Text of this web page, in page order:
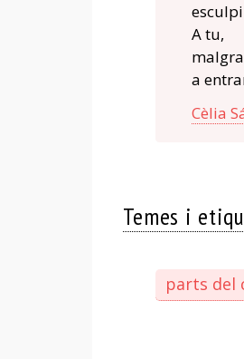
A tu,
a
Cèlia
Temes i
parts del